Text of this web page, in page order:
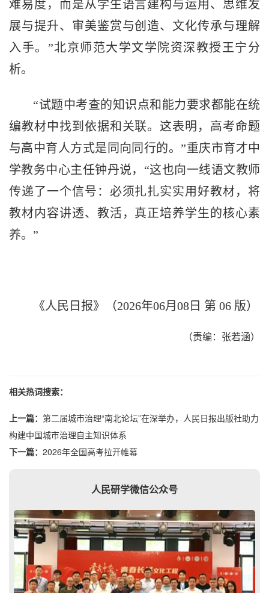
难易度，而是从学生语言建构与运用、思维发
展与提升、审美鉴赏与创造、文化传承与理解
入手。”北京师范大学文学院资深教授王宁分
析。
“试题中考查的知识点和能力要求都能在统
编教材中找到依据和关联。这表明，高考命题
与高中育人方式是同向同行的。”重庆市育才中
学教务中心主任钟丹说，“这也向一线语文教师
传递了一个信号：必须扎扎实实用好教材，将
教材内容讲透、教活，真正培养学生的核心素
养。”
《人民日报》（2026年06月08日 第 06 版）
（责编：张若涵）
相关热词搜索：
上一篇： 第二届城市治理“南北论坛”在深举办，人民日报出版社助力
构建中国城市治理自主知识体系
下一篇： 2026年全国高考拉开帷幕
人民研学微信公众号